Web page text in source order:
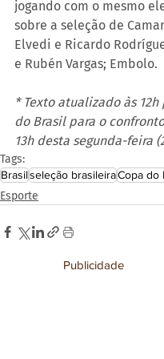
jogando com o mesmo
sobre a seleção de
Elvedi e Ricardo
e Rubén Vargas; Embolo.
* Texto atualizado às
do Brasil para o
13h desta segunda-feira
Tags:
Brasilseleção brasileiraCopa do
Esporte
Publicidade